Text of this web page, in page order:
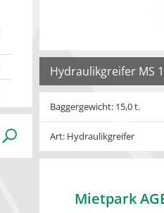
Hydraulikgreifer MS
Baggergewicht: 15,0 t.
Art: Hydraulikgreifer
Mietpark